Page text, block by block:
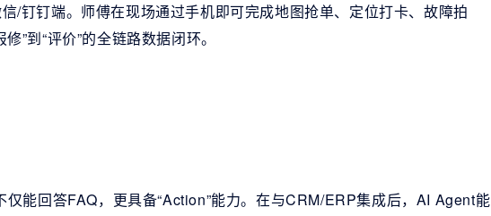
/钉钉端。师傅在现场通过手机即可完成地图抢单、定位打卡、故障拍
”到“评价”的全链路数据闭环。
能回答FAQ，更具备“Action”能力。在与CRM/ERP集成后，AI Agent能